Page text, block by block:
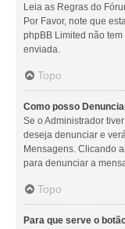
Leia as Regras do
Por Favor, note que
phpBB Limited não
enviada.
Topo
Como posso
Se o Administrador
deseja denunciar e
Mensagens. Clicando
para denunciar a
Topo
Para que serve o